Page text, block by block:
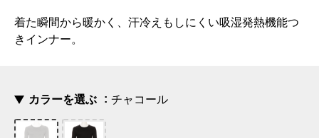
着た瞬間から暖かく、汗冷えもしにくい吸湿発熱機能つ
きインナー。
カラーを選ぶ チャコール